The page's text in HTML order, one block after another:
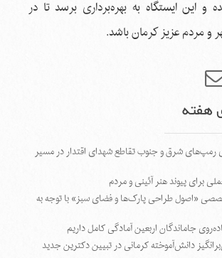
این ایستگاه به بهره‌برداری برسد تا در
مردم عزیز کرمان باشد.
هفته
شرق و جنوب تقاطع شهدای اقتدار در مسیر
برای پیوند هنر آئینی و مردم
«اصول طراحی پارک‌ها و فضای سبز» با توجه به
جاماندگان اربعین آمادگی کامل داریم
دانش‌آموخته کرمانی در تبیین دکترین جدید